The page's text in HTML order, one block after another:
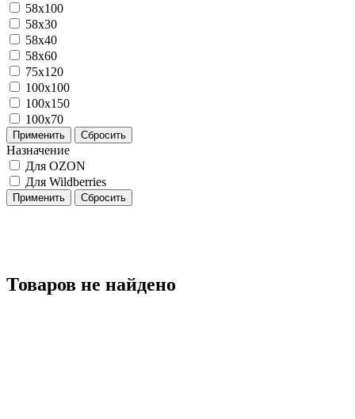
58x100
58х30
58х40
58х60
75х120
100х100
100х150
100х70
Применить Сбросить
Назначение
Для OZON
Для Wildberries
Применить Сбросить
Товаров не найдено